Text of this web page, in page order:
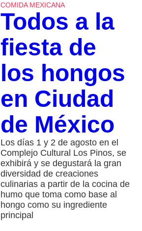
COMIDA MEXICANA
Todos a la
fiesta de
los hongos
en Ciudad
de México
Los días 1 y 2 de agosto en el
Complejo Cultural Los Pinos, se
exhibirá y se degustará la gran
diversidad de creaciones
culinarias a partir de la cocina de
humo que toma como base al
hongo como su ingrediente
principal